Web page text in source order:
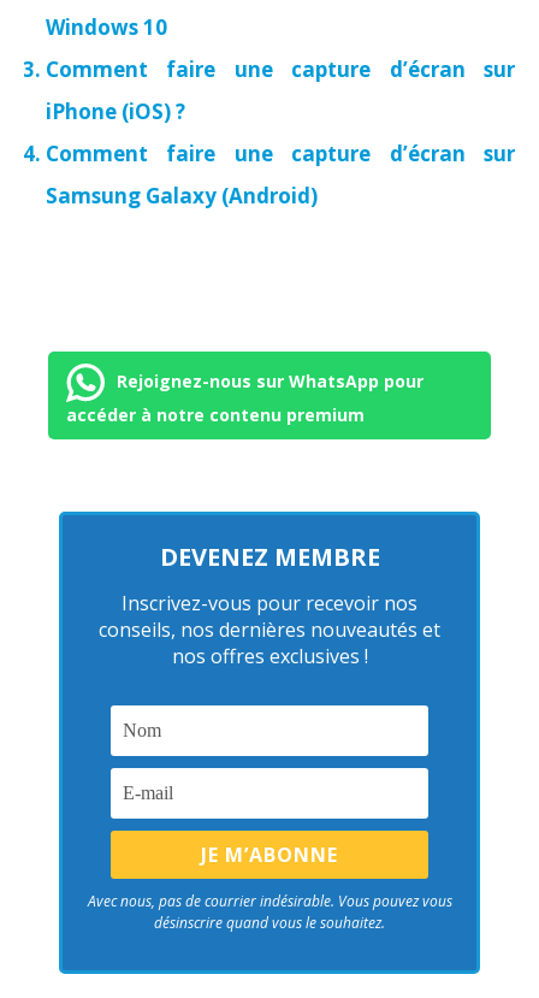
Windows 10
Comment faire une capture d’écran sur
iPhone (iOS) ?
Comment faire une capture d’écran sur
Samsung Galaxy (Android)
Rejoignez-nous sur WhatsApp pour
accéder à notre contenu premium
DEVENEZ MEMBRE
Inscrivez-vous pour recevoir nos
conseils, nos dernières nouveautés et
nos offres exclusives !
Avec nous, pas de courrier indésirable. Vous pouvez vous
désinscrire quand vous le souhaitez.